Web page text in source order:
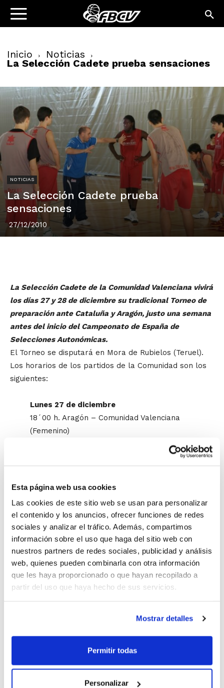
Esta página web usa cookies
Las cookies de este sitio web se usan para personalizar
el contenido y los anuncios, ofrecer funciones de redes
sociales y analizar el tráfico. Además, compartimos
información sobre el uso que haga del sitio web con
nuestros partners de redes sociales, publicidad y análisis
web, quienes pueden combinarla con otra información
que les haya proporcionado o que hayan recopilado a
partir del uso que haya hecho de sus servicios.
Mostrar detalles
Permitir todas
Personalizar
Inicio Noticias
La Selección Cadete prueba sensaciones
NOTICIAS
La Selección Cadete prueba
sensaciones
27/12/2010
La Selección Cadete de la Comunidad Valenciana vivirá
los días 27 y 28 de diciembre su tradicional Torneo de
preparación ante Cataluña y Aragón, justo una semana
antes del inicio del Campeonato de España de
Selecciones Autonómicas.
El Torneo se disputará en Mora de Rubielos (Teruel).
Los horarios de los partidos de la Comunidad son los
siguientes:
Lunes 27 de diciembre
18´00 h. Aragón – Comunidad Valenciana
(Femenino)
20´00 h. Aragón – Comunidad Valenciana
Martes 28 de diciembre
11´30 h. Cataluña – Comunidad Valenciana
(Masculino)
Pero para aprovechar al máximo estas fechas, la
Selección Cadete realizará una doble sesión de
entrenamiento a su regreso del Torneo. Será el día 29
semana anterior el tradicional Torneo, por lo que
aprovechará estos días para realizar una
concentración en Moraira durante los días 27, 28 y 29